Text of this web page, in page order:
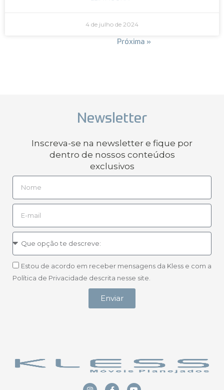
4 de julho de 2024
Próxima »
Newsletter
Inscreva-se na newsletter e fique por
dentro de nossos conteúdos
exclusivos
Estou de acordo em receber mensagens da Kless e com a
Política de Privacidade descrita nesse site.
Enviar